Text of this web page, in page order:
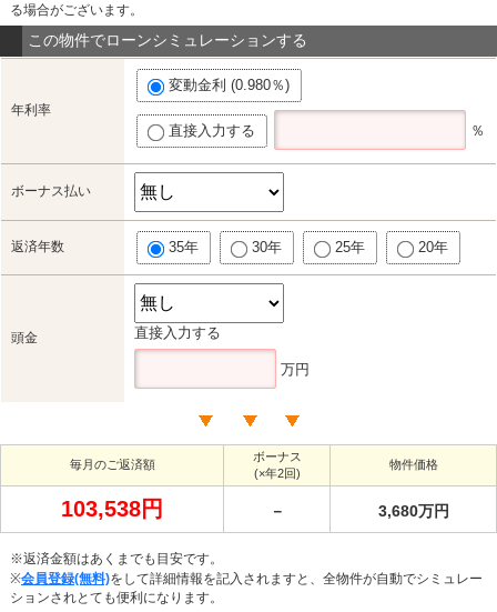
る場合がございます。
この物件でローンシミュレーションする
年利率
変動金利 (0.980％)
直接入力する ％
ボーナス払い
返済年数 35年 30年 25年 20年
頭金 直接入力する
万円
毎月のご返済額
ボーナス
(×年2回)
物件価格
103,538円 － 3,680万円
※返済金額はあくまでも目安です。
※会員登録(無料)をして詳細情報を記入されますと、全物件が自動でシミュレー
ションされとても便利になります。